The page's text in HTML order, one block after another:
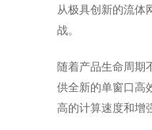
从极具创新的流体
战。
随着产品生命周期
供全新的单窗口高
高的计算速度和增